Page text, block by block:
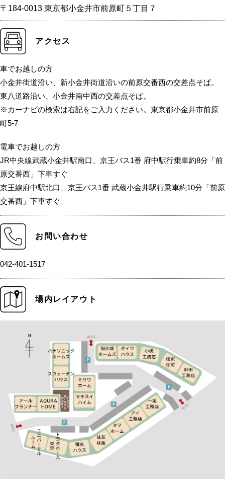
〒184-0013 東京都小金井市前原町５丁目７
アクセス
車でお越しの方
小金井街道沿い、新小金井街道沿いの前原交番西の交差点そば。
東八道路沿い、小金井南中西の交差点そば。
※カーナビの検索は右記をご入力ください。東京都小金井市前原
町5-7
電車でお越しの方
JR中央線武蔵小金井駅南口、京王バス1番 府中駅行乗車約8分「前
原交番西」下車すぐ
京王線府中駅北口、京王バス1番 武蔵小金井駅行乗車約10分「前原
交番西」下車すぐ
お問い合わせ
042-401-1517
場内レイアウト